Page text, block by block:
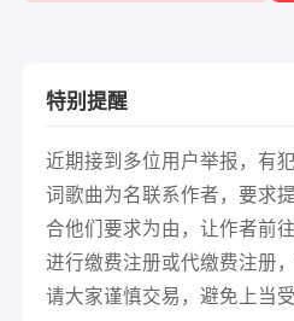
特别提醒
近期接到多位用户举报，有
词歌曲为名联系作者，要求
合他们要求为由，让作者前
进行缴费注册或代缴费注册
请大家谨慎交易，避免上当